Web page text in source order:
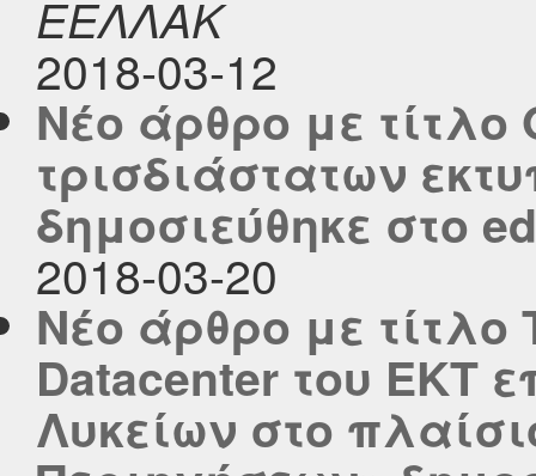
ΕΕΛΛΑΚ
2018-03-12
Νέο άρθρο με
τρισδιάστατων
δημοσιεύθηκε στο
2018-03-20
Νέο άρθρο με τίτλο
Datacenter του ΕΚΤ
Λυκείων στο